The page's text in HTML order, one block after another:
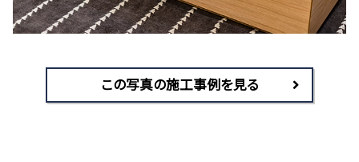
この写真の施工事例を見る